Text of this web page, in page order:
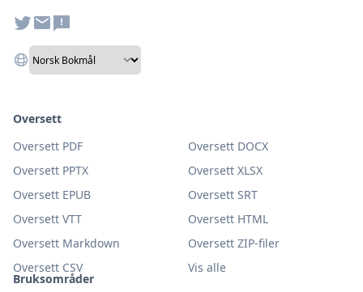
Bruksområder
Oversett
Oversett PDF
Oversett DOCX
Oversett PPTX
Oversett XLSX
Oversett EPUB
Oversett SRT
Oversett VTT
Oversett HTML
Oversett Markdown
Oversett ZIP-filer
Oversett CSV
Vis alle